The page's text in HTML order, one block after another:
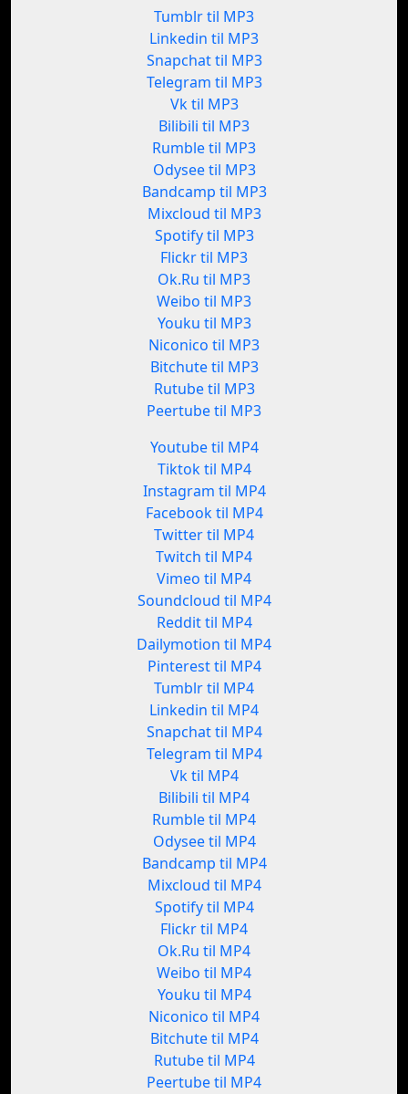
Tumblr til MP3
Linkedin til MP3
Snapchat til MP3
Telegram til MP3
Vk til MP3
Bilibili til MP3
Rumble til MP3
Odysee til MP3
Bandcamp til MP3
Mixcloud til MP3
Spotify til MP3
Flickr til MP3
Ok.Ru til MP3
Weibo til MP3
Youku til MP3
Niconico til MP3
Bitchute til MP3
Rutube til MP3
Peertube til MP3
Youtube til MP4
Tiktok til MP4
Instagram til MP4
Facebook til MP4
Twitter til MP4
Twitch til MP4
Vimeo til MP4
Soundcloud til MP4
Reddit til MP4
Dailymotion til MP4
Pinterest til MP4
Tumblr til MP4
Linkedin til MP4
Snapchat til MP4
Telegram til MP4
Vk til MP4
Bilibili til MP4
Rumble til MP4
Odysee til MP4
Bandcamp til MP4
Mixcloud til MP4
Spotify til MP4
Flickr til MP4
Ok.Ru til MP4
Weibo til MP4
Youku til MP4
Niconico til MP4
Bitchute til MP4
Rutube til MP4
Peertube til MP4